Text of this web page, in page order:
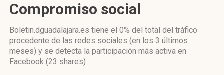
Compromiso social
Boletin.dguadalajara.es tiene el 0% del total del tráfico
procedente de las redes sociales (en los 3 últimos
meses) y se detecta la participación más activa en
Facebook (23 shares)